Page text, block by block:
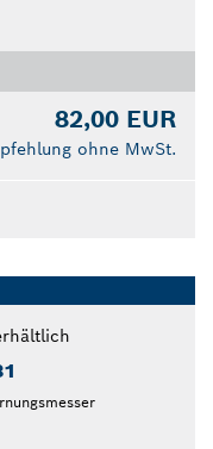
82,00 EUR
ohne MwSt.